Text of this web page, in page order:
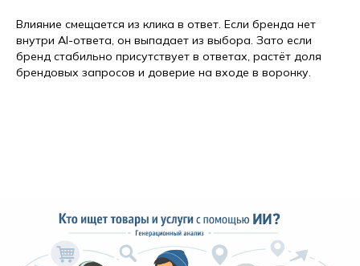
Влияние смещается из клика в ответ. Если бренда нет
внутри AI-ответа, он выпадает из выбора. Зато если
бренд стабильно присутствует в ответах, растёт доля
брендовых запросов и доверие на входе в воронку.